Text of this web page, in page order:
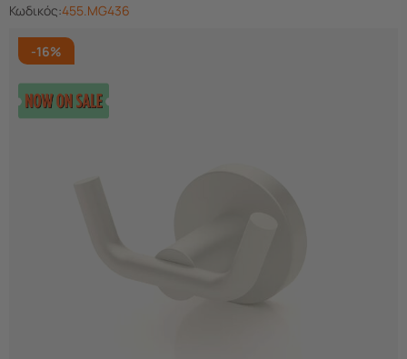
-16%
Κωδικός:455.MG436